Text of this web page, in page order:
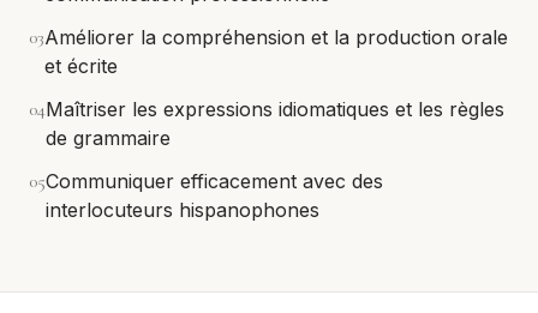
03Améliorer la compréhension et la production orale
et écrite
04Maîtriser les expressions idiomatiques et les règles
de grammaire
05Communiquer efficacement avec des
interlocuteurs hispanophones